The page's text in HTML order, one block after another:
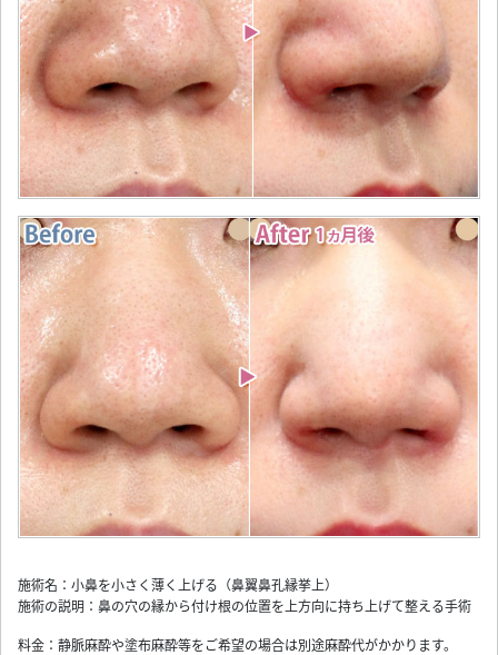
施術名：小鼻を小さく薄く上げる（鼻翼鼻孔縁挙上）
施術の説明：鼻の穴の縁から付け根の位置を上方向に持ち上げて整える手術
料金：静脈麻酔や塗布麻酔等をご希望の場合は別途麻酔代がかかります。